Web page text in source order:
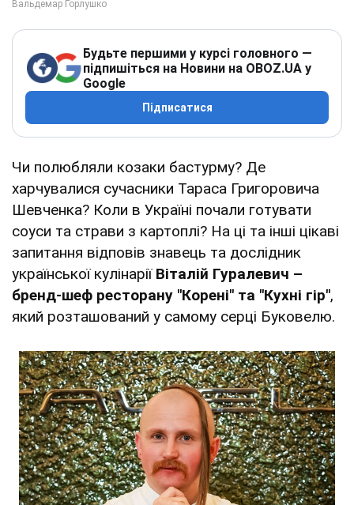
Будьте першими у курсі головного —
підпишіться на Новини на OBOZ.UA у
Google
Підписатися
Чи полюбляли козаки бастурму? Де
харчувалися сучасники Тараса Григоровича
Шевченка? Коли в Україні почали готувати
соуси та страви з картоплі? На ці та інші цікаві
запитання відповів знавець та дослідник
української кулінарії Віталій Гуралевич –
бренд-шеф ресторану "Корені" та "Кухні гір",
який розташований у самому серці Буковелю.